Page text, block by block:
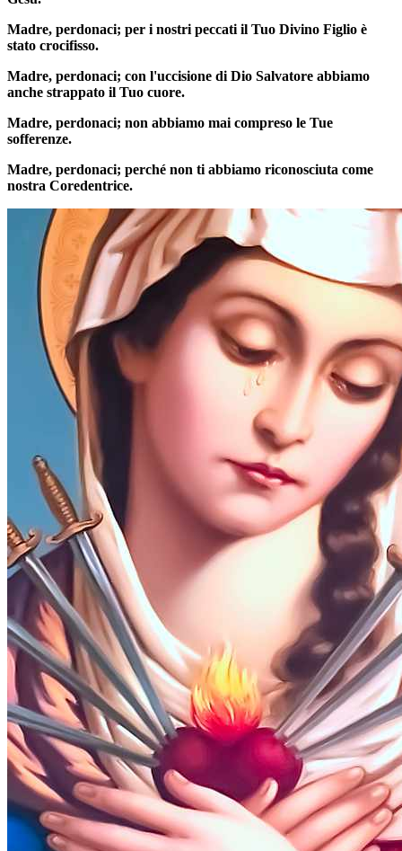
Madre, perdonaci; per i nostri peccati il Tuo Divino Figlio è
stato crocifisso.
Madre, perdonaci; con l'uccisione di Dio Salvatore abbiamo
anche strappato il Tuo cuore.
Madre, perdonaci; non abbiamo mai compreso le Tue
sofferenze.
Madre, perdonaci; perché non ti abbiamo riconosciuta come
nostra Coredentrice.